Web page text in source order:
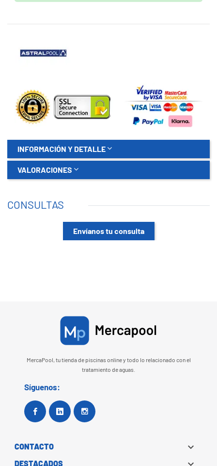
INFORMACIÓN Y DETALLE
VALORACIONES
CONSULTAS
Envíanos tu consulta
MercaPool, tu tienda de piscinas online y todo lo relacionado con el
tratamiento de aguas.
Síguenos:
Facebook Google+
CONTACTO 
DESTACADOS